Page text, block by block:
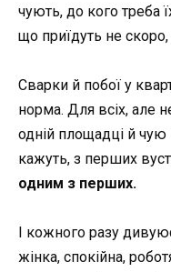
чують, до кого треба
що приїдуть не скоро,
Сварки й побої у
норма. Для всіх, але
одній площадці й чую
кажуть, з перших вуст.
одним з перших.
І кожного разу
жінка, спокійна,